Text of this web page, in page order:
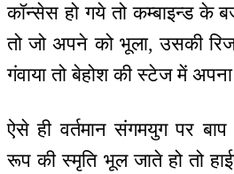
कॉन्सेस हो गये तो कम्बाइन्ड के
तो जो अपने को भूला, उसकी
गंवाया तो बेहोश की स्टेज में
ऐसे ही वर्तमान संगमयुग पर
रूप की स्मृति भूल जाते हो तो